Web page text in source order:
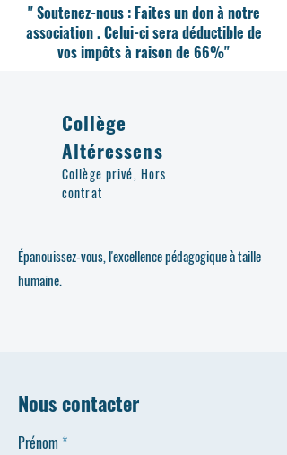
" Soutenez-nous : Faites un don à notre
association . Celui-ci sera déductible de
vos impôts à raison de 66%"
Collège
Altéressens
Collège privé, Hors
contrat
Épanouissez-vous, l'excellence pédagogique à taille
humaine.
Nous contacter
Prénom